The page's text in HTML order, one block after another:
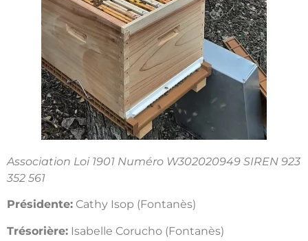
Association Loi 1901 Numéro W302020949 SIREN 923
352 561
Présidente: Cathy Isop (Fontanès)
Trésorière: Isabelle Corucho (Fontanès)